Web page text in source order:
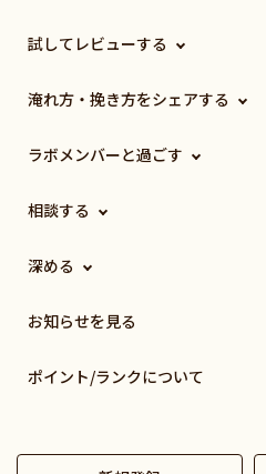
試してレビューする
淹れ方・挽き方をシェアする
ラボメンバーと過ごす
相談する
深める
お知らせを見る
ポイント/ランクについて